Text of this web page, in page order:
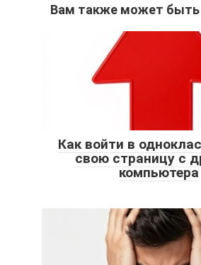
Вам также может быть
Как войти в
свою страницу с
компьютера